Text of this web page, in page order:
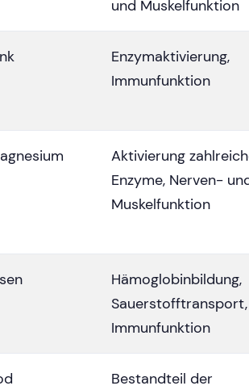
und Muskelfunktion
Enzymaktivierung,
Immunfunktion
Aktivierung
Enzyme, Nerven-
Muskelfunktion
Hämoglobinbildung,
Sauerstofftransport,
Immunfunktion
Bestandteil der